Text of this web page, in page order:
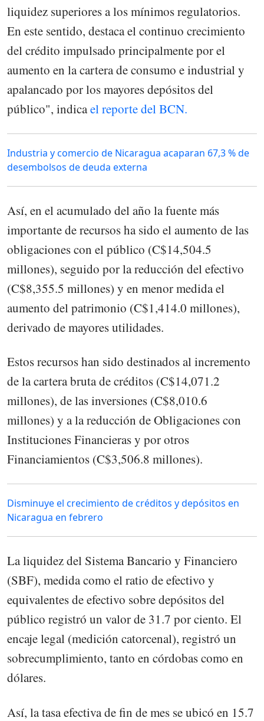
liquidez superiores a los mínimos regulatorios.
En este sentido, destaca el continuo crecimiento
del crédito impulsado principalmente por el
aumento en la cartera de consumo e industrial y
apalancado por los mayores depósitos del
público", indicael reporte del BCN.
Industria y comercio de Nicaragua acaparan 67,3 % de
desembolsos de deuda externa
Así, en el acumulado del año la fuente más
importante de recursos ha sido el aumento de las
obligaciones con el público (C$14,504.5
millones), seguido por la reducción del efectivo
(C$8,355.5 millones) y en menor medida el
aumento del patrimonio (C$1,414.0 millones),
derivado de mayores utilidades.
Estos recursos han sido destinados al incremento
de la cartera bruta de créditos (C$14,071.2
millones), de las inversiones (C$8,010.6
millones) y a la reducción de Obligaciones con
Instituciones Financieras y por otros
Financiamientos (C$3,506.8 millones).
Disminuye el crecimiento de créditos y depósitos en
Nicaragua en febrero
La liquidez del Sistema Bancario y Financiero
(SBF), medida como el ratio de efectivo y
equivalentes de efectivo sobre depósitos del
público registró un valor de 31.7 por ciento. El
encaje legal (medición catorcenal), registró un
sobrecumplimiento, tanto en córdobas como en
dólares.
Así, la tasa efectiva de fin de mes se ubicó en 15.7